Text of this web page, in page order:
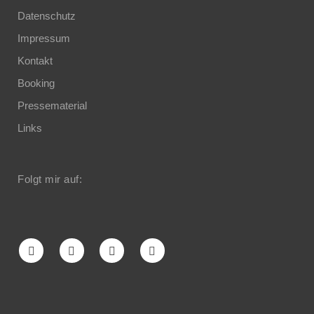
Datenschutz
Impressum
Kontakt
Booking
Pressematerial
Links
Folgt mir auf: